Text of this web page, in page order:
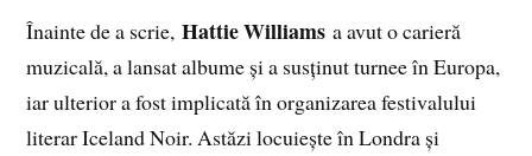
Înainte de a scrie,Hattie Williams a avut o carieră
muzicală, a lansat albume și a susținut turnee în Europa,
iar ulterior a fost implicată în organizarea festivalului
literar Iceland Noir. Astăzi locuiește în Londra și